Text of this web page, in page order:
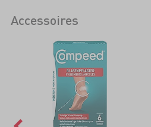
Accessoires